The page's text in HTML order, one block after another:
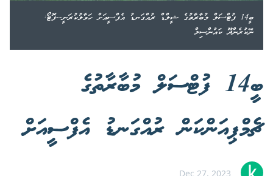
ބީ14 ފުޓްސަލް މުބާރާތުގެ ޝީލްޑް ރުއްގަނޑު އެފްސީއަށް ހަވާލުކުރަނީ--ފޮޓޯ:
ނޭކުރެންދޫ ކައުންސިލް
ބީ14 ފުޓްސަލް މުބާރާތުގެ
ޗެމްޕިއަންކަން ރުއްގަނޑު އެފްސީއަށް
Dec 27, 2023